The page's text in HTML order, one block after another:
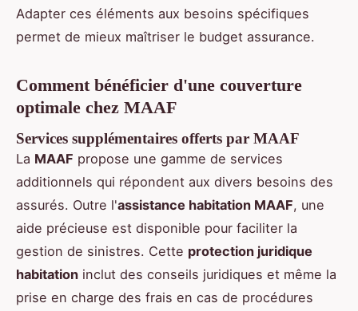
Adapter ces éléments aux besoins spécifiques
permet de mieux maîtriser le budget assurance.
Comment bénéficier d'une couverture
optimale chez MAAF
Services supplémentaires offerts par MAAF
La MAAF propose une gamme de services
additionnels qui répondent aux divers besoins des
assurés. Outre l'assistance habitation MAAF, une
aide précieuse est disponible pour faciliter la
gestion de sinistres. Cette protection juridique
habitation inclut des conseils juridiques et même la
prise en charge des frais en cas de procédures